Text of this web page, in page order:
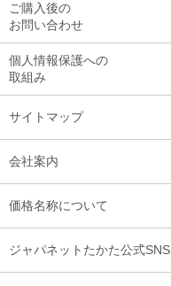
ご購入後の
お問い合わせ
個人情報保護への
取組み
サイトマップ
会社案内
価格名称について
ジャパネットたかた公式SNS